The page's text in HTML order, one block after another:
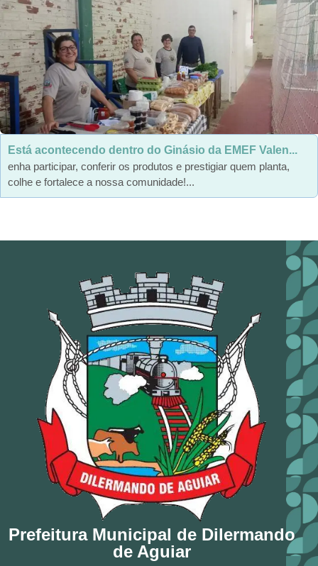
Está acontecendo dentro do Ginásio da EMEF Valen...
enha participar, conferir os produtos e prestigiar quem planta,
colhe e fortalece a nossa comunidade!...
Prefeitura Municipal de Dilermando
de Aguiar